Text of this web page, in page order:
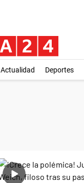
Actualidad Deportes